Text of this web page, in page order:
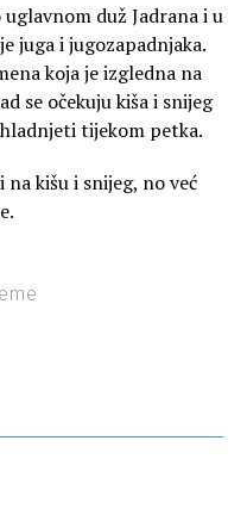
duž Jadrana i u
juga i jugozapadnjaka.
koja je izgledna na
se očekuju kiša i snijeg
tijekom petka.
kišu i snijeg, no već